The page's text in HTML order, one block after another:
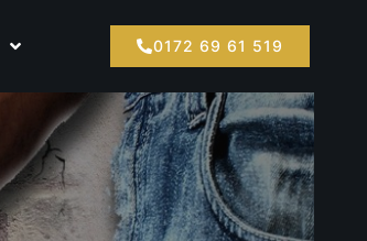
0172 69 61 519